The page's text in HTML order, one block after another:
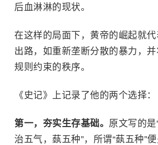
后血淋淋的现状。
在这样的局面下， 黄帝的崛起就
出路，如重新垄断分散的暴力，
规则约束的秩序。
《史记》上记录了他的两个选择：
第一，夯实生存基础。 原文写的是
治五气，蓺五种”，所谓“蓺五种”